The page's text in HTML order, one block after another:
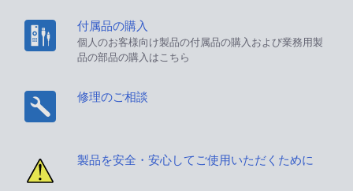
付属品の購入
個人のお客様向け製品の付属品の購入および業務用製
品の部品の購入はこちら
修理のご相談
製品を安全・安心してご使用いただくために